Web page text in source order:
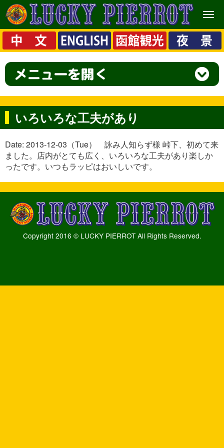
メ
ニ
ュ
ー
いろいろな工夫があり
Date: 2013-12-03（Tue） 詠み人知らず様 峠下、初めて来
ました。店内がとても広く、いろいろな工夫があり楽しか
ったです。いつもラッピはおいしいです。
Copyright 2016 © LUCKY PIERROT All Rights Reserved.